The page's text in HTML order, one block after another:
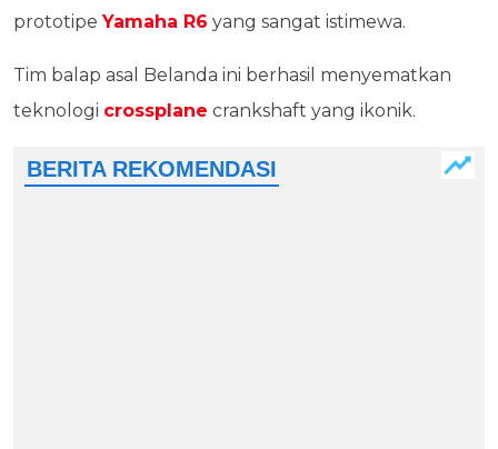
prototipeYamaha R6 yang sangat istimewa.
Tim balap asal Belanda ini berhasil menyematkan
teknologi crossplane crankshaft yang ikonik.